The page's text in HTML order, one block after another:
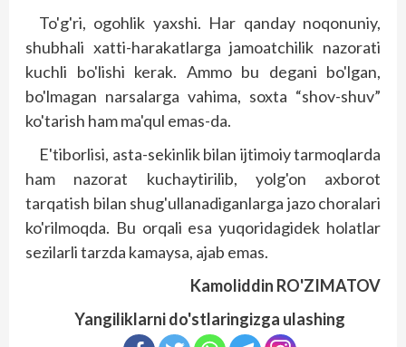
To'g'ri, ogohlik yaxshi. Har qanday noqonuniy,
shubhali xatti-harakatlarga jamoatchilik nazorati
kuchli bo'lishi kerak. Ammo bu degani bo'lgan,
bo'lmagan narsalarga vahima, soxta “shov-shuv”
ko'tarish ham ma'qul emas-da.
E'tiborlisi, asta-sekinlik bilan ijtimoiy tarmoqlarda
ham nazorat kuchaytirilib, yolg'on axborot
tarqatish bilan shug'ullanadiganlarga jazo choralari
ko'rilmoqda. Bu orqali esa yuqoridagidek holatlar
sezilarli tarzda kamaysa, ajab emas.
Kamoliddin RO'ZIMATOV
Yangiliklarni do'stlaringizga ulashing